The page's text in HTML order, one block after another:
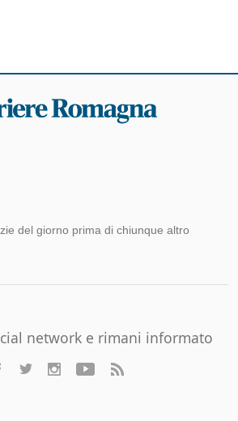
del giorno prima di chiunque altro
network e rimani informato